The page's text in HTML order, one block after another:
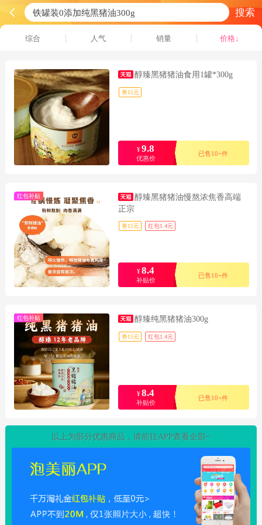
搜索
综合 人气 销量 价格↓
醇臻黑猪猪油食用1罐*300g
券15元
¥9.8
优惠价
已售10+件
红包补贴
醇臻黑猪猪油慢熬浓焦香高端
正宗
券15元 红包1.4元
¥8.4
补贴价
已售10+件
红包补贴 醇臻纯黑猪猪油300g
券15元 红包1.4元
¥8.4
补贴价
已售10+件
以上为部分优惠商品，请前往APP查看全部~